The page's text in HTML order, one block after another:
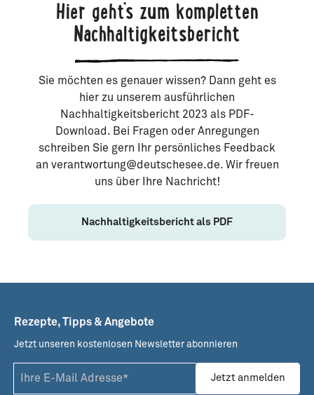
Hier geht’s zum kompletten
Nachhaltigkeitsbericht
Sie möchten es genauer wissen? Dann geht es
hier zu unserem ausführlichen
Nachhaltigkeitsbericht 2023 als PDF-
Download. Bei Fragen oder Anregungen
schreiben Sie gern Ihr persönliches Feedback
an verantwortung@deutschesee.de. Wir freuen
uns über Ihre Nachricht!
Nachhaltigkeitsbericht als PDF
Rezepte, Tipps & Angebote
Jetzt unseren kostenlosen Newsletter abonnieren
Jetzt anmelden